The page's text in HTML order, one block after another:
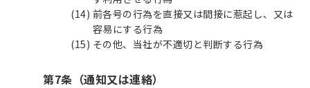
前各号の行為を直接又は間接に惹起し、又は
容易にする行為
その他、当社が不適切と判断する行為
第7条（通知又は連絡）